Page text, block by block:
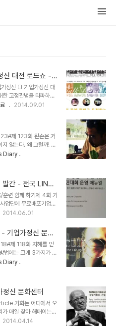
신 대전 로드쇼 -
정신 □ 기업가정신 대
고정관념을 타파하고
Entrepreneurship
정신이 창업이 아닌, 꿈
는 인식을 참가자들에
는 자신감 고취 ◦ (일정)
컨벤션센터(DCC) 1F
용비 고13:00 ~
포먼..
2014.09.01
제 123화 왼손은 거
지 않는다. 왜 그럴까! 왜
니다 싶었는데, 온 몸에
. 이건 무슨 경운가? 예
. 다행히도 신경, 인대,
이하 부위에 힘이 안들
저리다는 것. 축 처진 늙
런 경우는 처음이란다..
Diary
발간 - 전국 LINC
센터
련 함께 하기제 4화 기
업단에 무료배포기업가
설계/운영 메뉴얼)이
은 넓은 개념에서의 일
이였으나, 사업의 예산
언십 경진대회 운영 메
신 훈련 프로그램을 기
각종 노하우들이 반영
.이 책을 만드느라 우
2014.06.01
기업가정신 문화
제 118화 지혜를 얻
법에는 크게 3가지가 있
entry.nhn?
첫 번째 방
번째 방법은 모방(模
못한 방법이다.모방(模
emulation,
Diary
신 문화센터
기회는 어디에서 오
가 매일 찾아 해매이는
'생각의 사이'에서 그 답
2014.04.14